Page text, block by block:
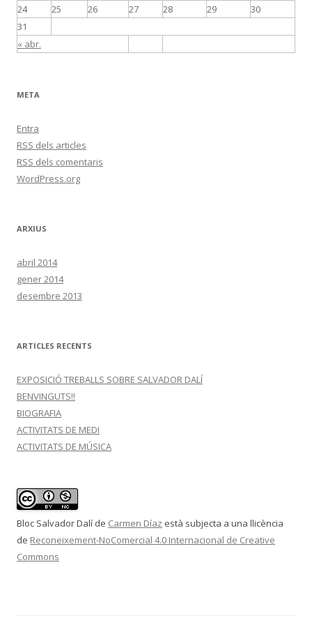
« abr.
24 25 26 27 28 29
30
31
META
Entra
RSS dels articles
RSS dels comentaris
WordPress.org
ARXIUS
abril 2014
gener 2014
desembre 2013
ARTICLES RECENTS
EXPOSICIÓ TREBALLS SOBRE SALVADOR DALÍ
BENVINGUTS!!
BIOGRAFIA
ACTIVITATS DE MEDI
ACTIVITATS DE MÚSICA
Bloc Salvador Dalí de Carmen Díaz està subjecta a una llicència
de Reconeixement-NoComercial 4.0 Internacional de Creative
Commons